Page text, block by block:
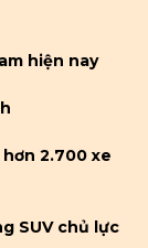
hiện nay
2.700 xe
SUV chủ lực